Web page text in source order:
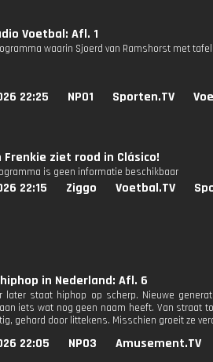
Voetbal: Afl. 1
waarin Sjoerd van Ramshorst met
22:25 NPO1 Sporten.TV
Frenkie ziet rood in Clásico!
is geen informatie beschikbaar
22:15 Ziggo Voetbal.TV
in Nederland: Afl. 6
later staat hiphop op scherp. Nieuwe
iets wat nog geen naam heeft. Van straat
gehard door littekens. Misschien groeit ze
22:05 NPO3 Amusement.TV